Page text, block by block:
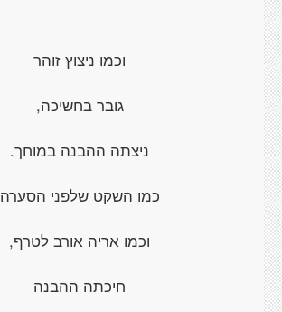
וכמו ניצוץ זוהר
גובר בחשיכה,
ניצתה ההבנה במוחך.
כמו השקט שלפני הסערה
וכמו אריה אורב לטרף,
חיכתה ההבנה